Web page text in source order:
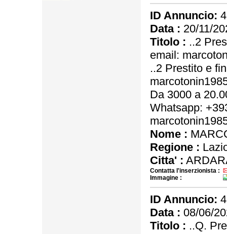
ID Annuncio:
Data : 20/11/
Titolo : ..2
email:
..2 Prestito e
Da 3000 a
Whatsapp:
Nome :
Regione :
Citta' :
Contatta l'inserzionista :
Immagine :
ID Annuncio:
Data : 08/06/
Titolo : ..Q.